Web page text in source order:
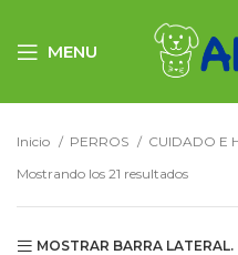
MENU
Inicio PERROS
CUIDADO E
Mostrando los 21 resultados
MOSTRAR BARRA LATERAL.